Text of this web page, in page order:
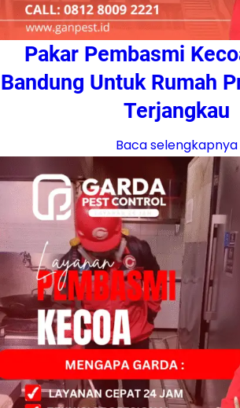
Pakar Pembasmi
Bandung Untuk Rumah
Terjangkau
Baca selengkapnya